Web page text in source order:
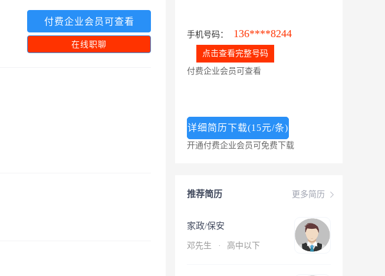
付费企业会员可查看
在线职聊
手机号码： 136****8244
点击查看完整号码
付费企业会员可查看
详细简历下载(15元/条)
开通付费企业会员可免费下载
更多简历
推荐简历
家政/保安
邓先生 · 高中以下